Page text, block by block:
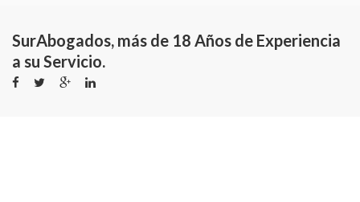
SurAbogados, más de 18 Años de Experiencia
a su Servicio.